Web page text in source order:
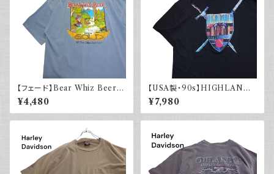
【フェード】Bear Whiz Beer
プリントTシャツ 両面プリント バ
ックプリント 古着 XL COMFO
RT COLORS コンフォートカラ
¥4,480
【USA製・90s】HIGHLANDE
R 悪魔の戦士 オフィシャルTシ
ャツ
¥7,980